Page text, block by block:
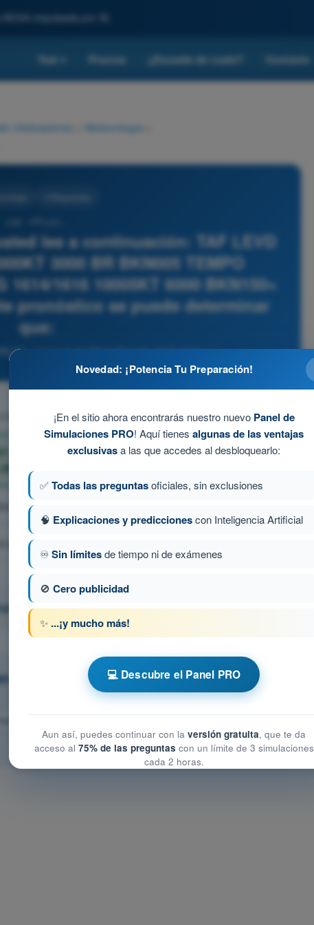
impulsada por IA.
Test Precios ¿Escuela de vuelo? Contacto
(Helicópteros) Meteorología
lee a continuación: TAF LEVD
3000 BR BKN005 TEMPO
1614/1616 10005KT 6000 BKN150=
pronóstico se puede determinar
que:
- Licencia de Piloto Privado (Helicópteros)
(las 12:00Z del día 16), la visibilidad general estará
- Mist).
a 8.000 metros por precipitación continua.
por polvo en suspensión (DU).
70 de 318 Siguiente pregunta
PPL(H) - Licencia de Piloto Privado
Novedad: ¡Potencia Tu Preparación!
¡En el sitio ahora encontrarás nuestro nuevo Panel de
Simulaciones PRO! Aquí tienes algunas de las ventajas
exclusivasa las que accedes al desbloquearlo:
✅Todas las preguntasoficiales, sin exclusiones
🧠 Explicaciones y prediccionescon Inteligencia Artificial
♾️Sin límitesde tiempo ni de exámenes
🚫 Cero publicidad
✨ ...¡y mucho más!
💻 Descubre el Panel PRO
Aun así, puedes continuar con la versión gratuita, que te da
acceso al 75% de las preguntas con un límite de 3 simulaciones
cada 2 horas.